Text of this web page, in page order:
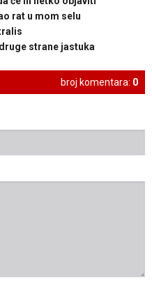
rat u mom selu
strane jastuka
broj komentara: 0